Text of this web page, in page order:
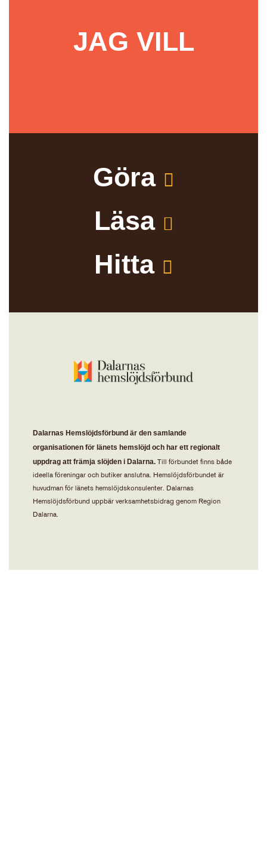
JAG VILL
Göra
Läsa
Hitta
Dalarnas Hemslöjdsförbund är den samlande
organisationen för länets hemslöjd och har ett regionalt
uppdrag att främja slöjden i Dalarna. Till förbundet finns både
ideella föreningar och butiker anslutna. Hemslöjdsförbundet är
huvudman för länets hemslöjdskonsulenter. Dalarnas
Hemslöjdsförbund uppbär verksamhetsbidrag genom Region
Dalarna.